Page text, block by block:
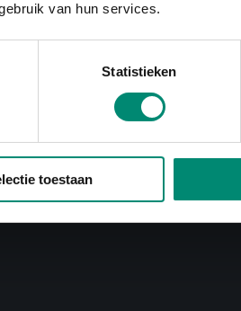
van hun services.
Statistieken
toestaan